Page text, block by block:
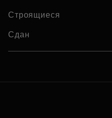
Строящиеся
Сдан